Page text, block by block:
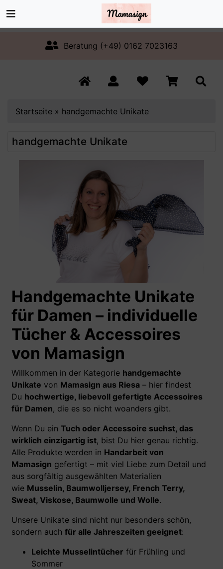
Beratung (+49) 0162 7023163
Startseite » handgemachte Unikate
handgemachte Unikate
Handgemachte Unikate
für Damen – individuelle
Tücher & Accessoires
von Mamasign
Willkommen in der Kategorie handgemachte
Unikate von Mamasign aus Riesa – hier findest
Du hochwertige, liebevoll gefertigte Accessoires
für Damen, die es so nicht woanders gibt.
Wenn Du ein Tuch oder Accessoire suchst, das
wirklich einzigartig ist, bist Du hier genau richtig.
Alle Produkte werden in Handarbeit von
Mamasign gefertigt – mit viel Liebe zum Detail und
aus sorgfältig ausgewählten Materialien
wie Musselin, Baumwolljersey, French Terry,
Sweat, Viskose, Baumwolle und Wolle.
Unsere Unikate sind nicht nur besonders schön,
sondern auch für alle Jahreszeiten geeignet:
Leichte Musselintücher für Frühling und
Sommer